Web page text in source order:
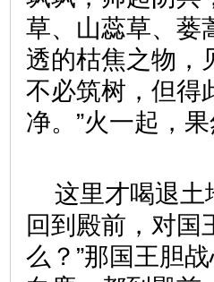
草、山蕊草、蒌
透的枯焦之物，
不必筑树，但得
净。”火一起，
这里才喝退土
回到殿前，对国
么？”那国王胆